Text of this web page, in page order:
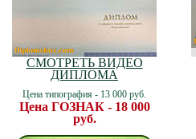
СМОТРЕТЬ ВИДЕО
ДИПЛОМА
Цена типография - 13 000 руб.
Цена ГОЗНАК - 18 000
руб.